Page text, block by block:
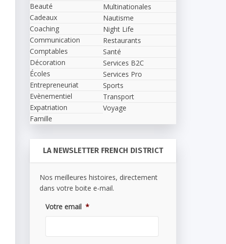
Beauté
Cadeaux
Coaching
Communication
Comptables
Décoration
Écoles
Entrepreneuriat
Evènementiel
Expatriation
Famille
Multinationales
Nautisme
Night Life
Restaurants
Santé
Services B2C
Services Pro
Sports
Transport
Voyage
LA NEWSLETTER FRENCH DISTRICT
Nos meilleures histoires, directement
dans votre boite e-mail.
Votre email *